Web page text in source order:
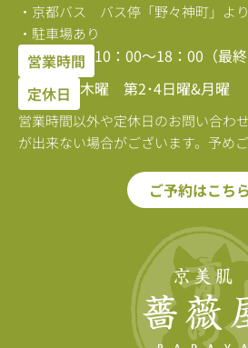
・京都バス バス停「野々神町」よ
・駐車場あり
営業時間 10：00〜18：00（最終
定休日 木曜 第2･4日曜&月曜
営業時間以外や定休日のお問い合わ
が出来ない場合がございます。予めご
ご予約はこちら